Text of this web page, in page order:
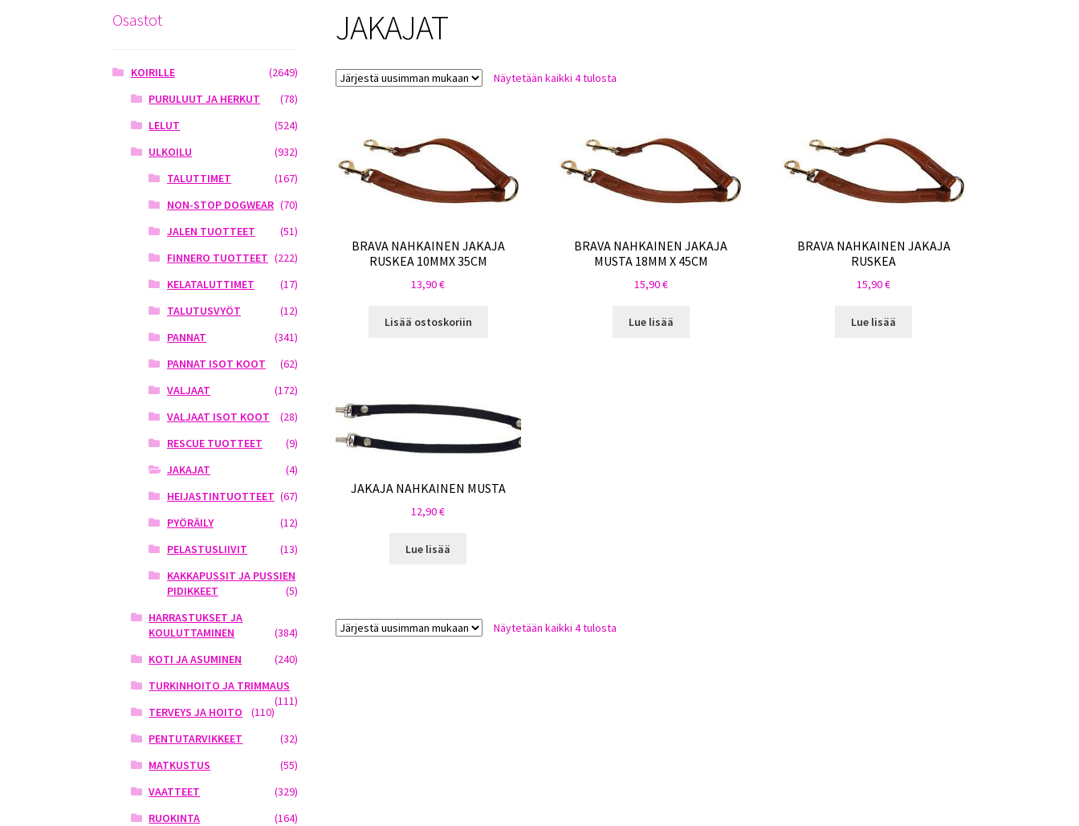
JAKAJAT
Näytetään kaikki 4 tulostaSorted
BRAVA NAHKAINEN JAKAJA
RUSKEA 10MMX 35CM
13,90€
Lisää ostoskoriin
BRAVA NAHKAINEN JAKAJA
MUSTA 18MM X 45CM
15,90€
Lue lisää
BRAVA NAHKAINEN JAKAJA
RUSKEA
15,90€
Lue lisää
JAKAJA NAHKAINEN MUSTA
12,90€
Lue lisää
Näytetään kaikki 4 tulostaSorted
Osastot
KOIRILLE
(2649)
PURULUUT JA HERKUT
(78)
LELUT
(524)
ULKOILU
(932)
TALUTTIMET
(167)
NON-STOP DOGWEAR (70)
JALEN TUOTTEET
(51)
FINNERO TUOTTEET (222)
KELATALUTTIMET
(17)
TALUTUSVYÖT
(12)
PANNAT
(341)
PANNAT ISOT KOOT
(62)
VALJAAT
(172)
VALJAAT ISOT KOOT
(28)
RESCUE TUOTTEET
(9)
JAKAJAT
(4)
HEIJASTINTUOTTEET (67)
PYÖRÄILY
(12)
PELASTUSLIIVIT
(13)
KAKKAPUSSIT JA PUSSIEN
PIDIKKEET
(5)
HARRASTUKSET JA
KOULUTTAMINEN
(384)
KOTI JA ASUMINEN
(240)
TURKINHOITO JA TRIMMAUS
(111)
TERVEYS JA HOITO
(110)
PENTUTARVIKKEET
(32)
MATKUSTUS
(55)
VAATTEET
(329)
RUOKINTA
(164)